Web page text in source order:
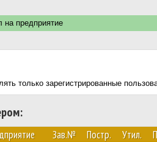
предприятие
только зарегистрированные
Зав.№ Постр. Утил.